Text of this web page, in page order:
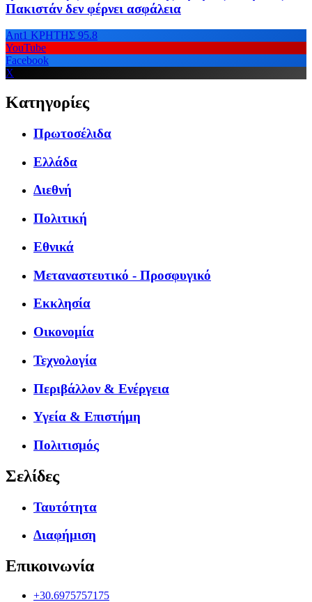
Πακιστάν δεν φέρνει ασφάλεια
Ant1 ΚΡΗΤΗΣ 95.8
YouTube
Facebook
X
Κατηγορίες
Πρωτοσέλιδα
Ελλάδα
Διεθνή
Πολιτική
Εθνικά
Μεταναστευτικό - Προσφυγικό
Εκκλησία
Οικονομία
Τεχνολογία
Περιβάλλον & Ενέργεια
Υγεία & Επιστήμη
Πολιτισμός
Σελίδες
Ταυτότητα
Διαφήμιση
Επικοινωνία
+30.6975757175